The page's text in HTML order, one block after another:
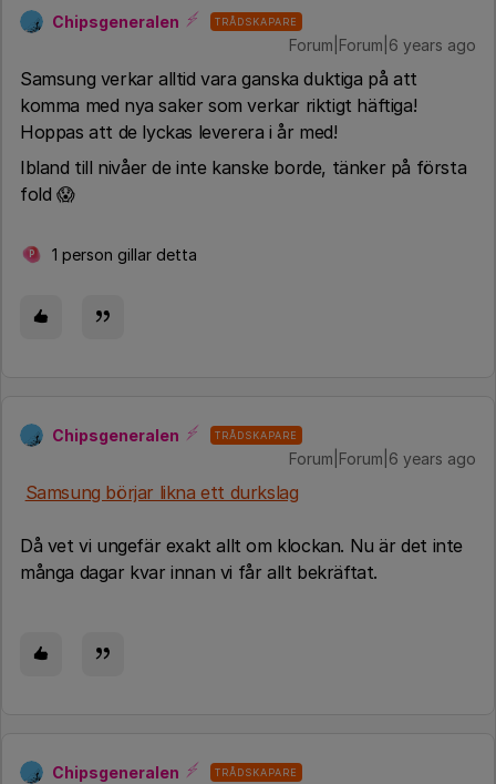
Chipsgeneralen TRÅDSKAPARE
Forum|Forum|6 years ago
Samsung verkar alltid vara ganska duktiga på att
komma med nya saker som verkar riktigt häftiga!
Hoppas att de lyckas leverera i år med!
Ibland till nivåer de inte kanske borde, tänker på första
fold 😱
P 1 person gillar detta
Chipsgeneralen TRÅDSKAPARE
Forum|Forum|6 years ago
Samsung börjar likna ett durkslag
Då vet vi ungefär exakt allt om klockan. Nu är det inte
många dagar kvar innan vi får allt bekräftat.
Chipsgeneralen TRÅDSKAPARE